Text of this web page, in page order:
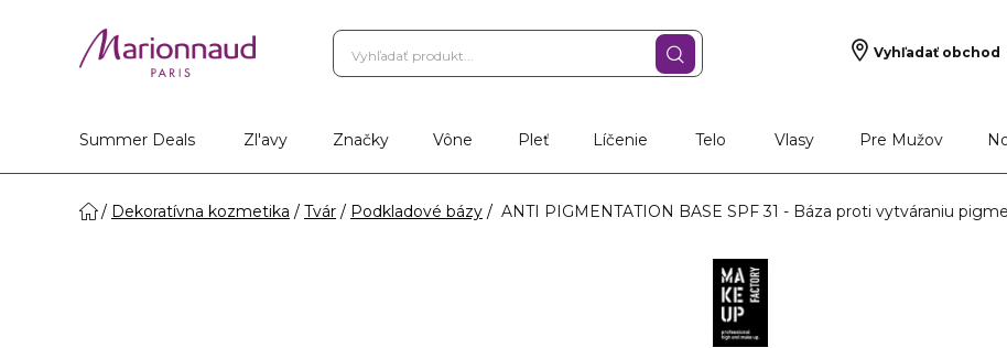
Vyhľadať obchod
Summer Deals Zl'avy Značky Vône Pleť Líčenie Telo Vlasy Pre Mužov
Dekoratívna kozmetika Tvár Podkladové bázy ANTI PIGMENTATION BASE SPF 31 - Báza proti vytváraniu